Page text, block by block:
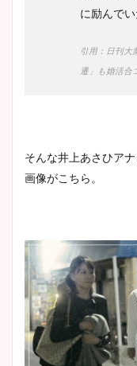
に励んでい
引用：日刊
遷」も婚活合
そんな井上あさひアナ
画像がこちら。